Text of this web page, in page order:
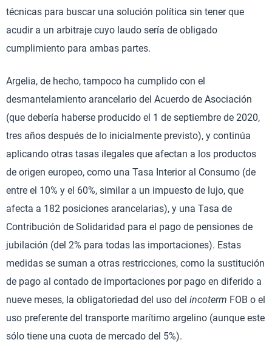
técnicas para buscar una solución política sin tener que
acudir a un arbitraje cuyo laudo sería de obligado
cumplimiento para ambas partes.
Argelia, de hecho, tampoco ha cumplido con el
desmantelamiento arancelario del Acuerdo de Asociación
(que debería haberse producido el 1 de septiembre de 2020,
tres años después de lo inicialmente previsto), y continúa
aplicando otras tasas ilegales que afectan a los productos
de origen europeo, como una Tasa Interior al Consumo (de
entre el 10% y el 60%, similar a un impuesto de lujo, que
afecta a 182 posiciones arancelarias), y una Tasa de
Contribución de Solidaridad para el pago de pensiones de
jubilación (del 2% para todas las importaciones). Estas
medidas se suman a otras restricciones, como la sustitución
de pago al contado de importaciones por pago en diferido a
nueve meses, la obligatoriedad del uso del incoterm FOB o el
uso preferente del transporte marítimo argelino (aunque este
sólo tiene una cuota de mercado del 5%).